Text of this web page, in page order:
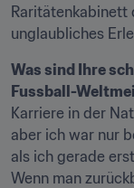
Raritätenkabinett
unglaubliches
Was sind Ihre
Fussball-
Karriere in der
aber ich war nur
als ich gerade
Wenn man